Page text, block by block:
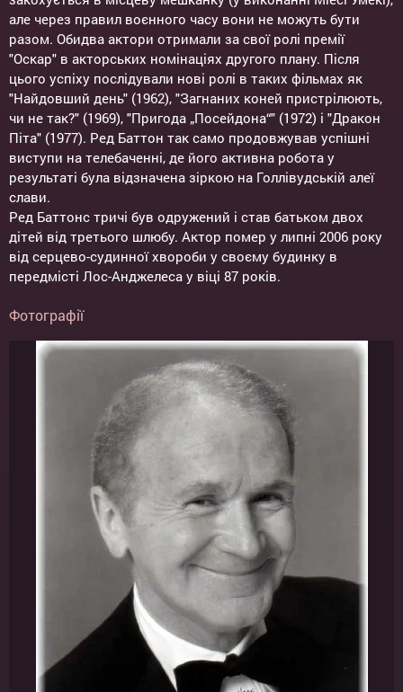
але через правил воєнного часу вони не можуть бути
разом. Обидва актори отримали за свої ролі премії
"Оскар" в акторських номінаціях другого плану. Після
цього успіху послідували нові ролі в таких фільмах як
"Найдовший день" (1962), "Загнаних коней пристрілюють,
чи не так?" (1969), "Пригода „Посейдона“" (1972) і "Дракон
Піта" (1977). Ред Баттон так само продовжував успішні
виступи на телебаченні, де його активна робота у
результаті була відзначена зіркою на Голлівудській алеї
слави.
Ред Баттонс тричі був одружений і став батьком двох
дітей від третього шлюбу. Актор помер у липні 2006 року
від серцево-судинної хвороби у своєму будинку в
передмісті Лос-Анджелеса у віці 87 років.
Фотографії